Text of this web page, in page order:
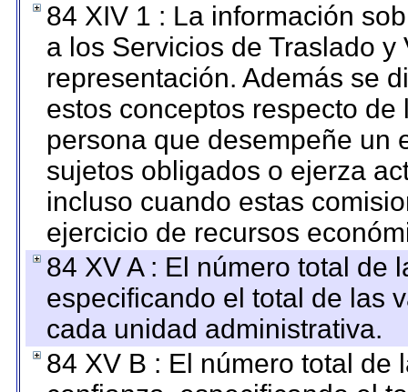
84 XIV 1 : La información
a los Servicios de Traslado
representación. Además se
estos conceptos respecto
persona que desempeñe un
sujetos obligados o ejerza
incluso cuando estas
ejercicio de recursos
84 XV A : El número total de
especificando el total de las
cada unidad administrativa.
84 XV B : El número total de